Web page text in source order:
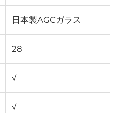
日本製AGCガラス
28
√
√